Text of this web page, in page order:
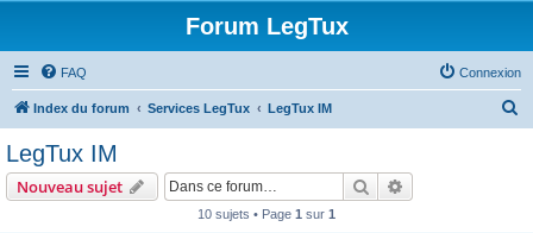
Forum LegTux
FAQ Connexion
Index du forum Services LegTux LegTux IM
LegTux IM
Nouveau sujet Rechercher
10 sujets • Page 1 sur 1